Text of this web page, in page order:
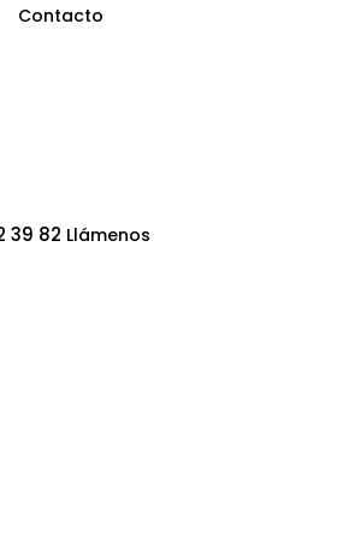
Contacto
39 82 Llámenos